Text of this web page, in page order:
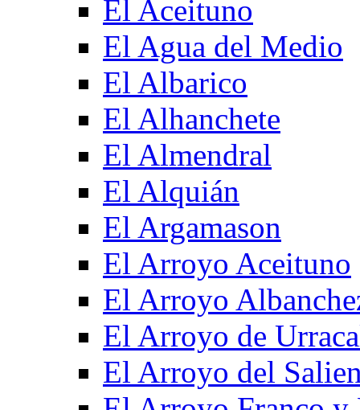
El Aceituno
El Agua del Medio
El Albarico
El Alhanchete
El Almendral
El Alquián
El Argamason
El Arroyo Aceituno
El Arroyo
El Arroyo de
El Arroyo del